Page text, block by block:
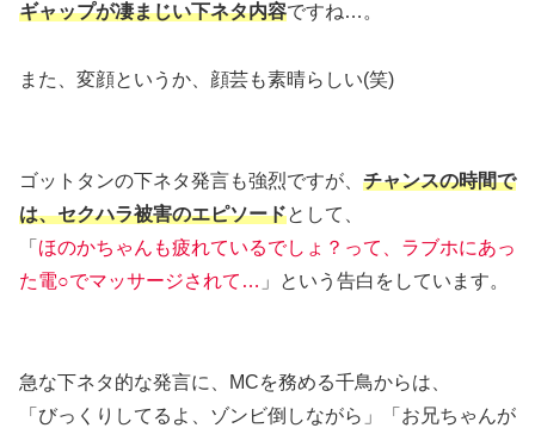
ギャップが凄まじい下ネタ内容ですね…。
また、変顔というか、顔芸も素晴らしい(笑)
ゴットタンの下ネタ発言も強烈ですが、 チャンスの時間で
は、セクハラ被害のエピソードとして、
「 ほのかちゃんも疲れているでしょ？って、ラブホにあっ
た電○でマッサージされて… 」という告白をしています。
急な下ネタ的な発言に、MCを務める千鳥からは、
「びっくりしてるよ、ゾンビ倒しながら」「お兄ちゃんが